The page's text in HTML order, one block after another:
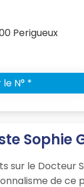
Perigueux
N° *
Sophie
sur le Docteur
de